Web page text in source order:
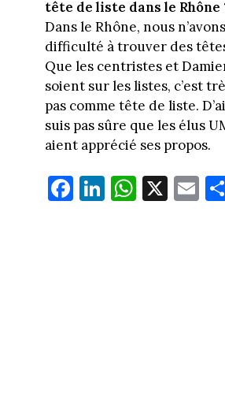
tête de liste dans le Rhône
Dans le Rhône, nous
difficulté à trouver des
Que les centristes et
soient sur les listes, c’est
pas comme tête de liste.
suis pas sûre que les élus
aient apprécié ses propos.
Fa
ce
Li
nk
W
ha
X E
m